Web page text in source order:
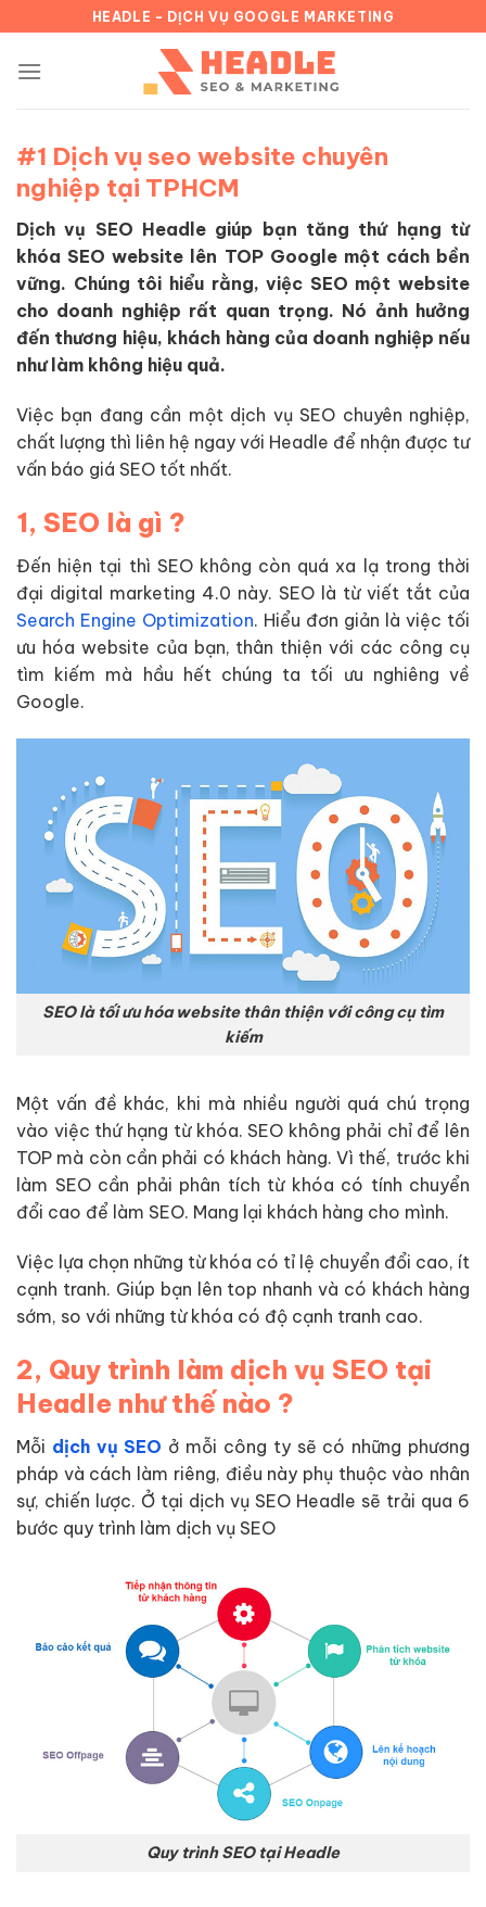
đến
nội
HEADLE - DỊCH VỤ GOOGLE MARKETING
#1 Dịch vụ seo website chuyên
nghiệp tại TPHCM
Dịch vụ SEO Headle giúp bạn tăng thứ hạng từ
khóa SEO website lên TOP Google một cách bền
vững. Chúng tôi hiểu rằng, việc SEO một website
cho doanh nghiệp rất quan trọng. Nó ảnh hưởng
đến thương hiệu, khách hàng của doanh nghiệp nếu
như làm không hiệu quả.
Việc bạn đang cần một dịch vụ SEO chuyên nghiệp,
chất lượng thì liên hệ ngay với Headle để nhận được tư
vấn báo giá SEO tốt nhất.
1, SEO là gì ?
Đến hiện tại thì SEO không còn quá xa lạ trong thời
đại digital marketing 4.0 này. SEO là từ viết tắt của
Search Engine Optimization. Hiểu đơn giản là việc tối
ưu hóa website của bạn, thân thiện với các công cụ
tìm kiếm mà hầu hết chúng ta tối ưu nghiêng về
Google.
SEO là tối ưu hóa website thân thiện với công cụ tìm
kiếm
Một vấn đề khác, khi mà nhiều người quá chú trọng
vào việc thứ hạng từ khóa. SEO không phải chỉ để lên
TOP mà còn cần phải có khách hàng. Vì thế, trước khi
làm SEO cần phải phân tích từ khóa có tính chuyển
đổi cao để làm SEO. Mang lại khách hàng cho mình.
Việc lựa chọn những từ khóa có tỉ lệ chuyển đổi cao, ít
cạnh tranh. Giúp bạn lên top nhanh và có khách hàng
sớm, so với những từ khóa có độ cạnh tranh cao.
2, Quy trình làm dịch vụ SEO tại
Headle như thế nào ?
Mỗi dịch vụ SEO ở mỗi công ty sẽ có những phương
pháp và cách làm riêng, điều này phụ thuộc vào nhân
sự, chiến lược. Ở tại dịch vụ SEO Headle sẽ trải qua 6
bước quy trình làm dịch vụ SEO
Quy trình SEO tại Headle